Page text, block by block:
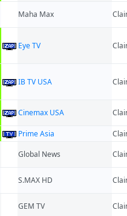
Maha Max
Eye TV
IB TV USA
Cinemax USA
Prime Asia
Global News
S.MAX HD
GEM TV